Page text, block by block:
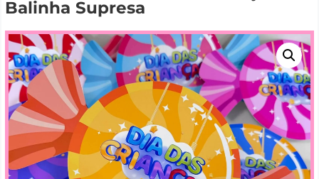
Balinha Supresa